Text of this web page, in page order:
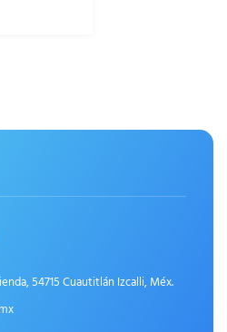
54715 Cuautitlán Izcalli, Méx.